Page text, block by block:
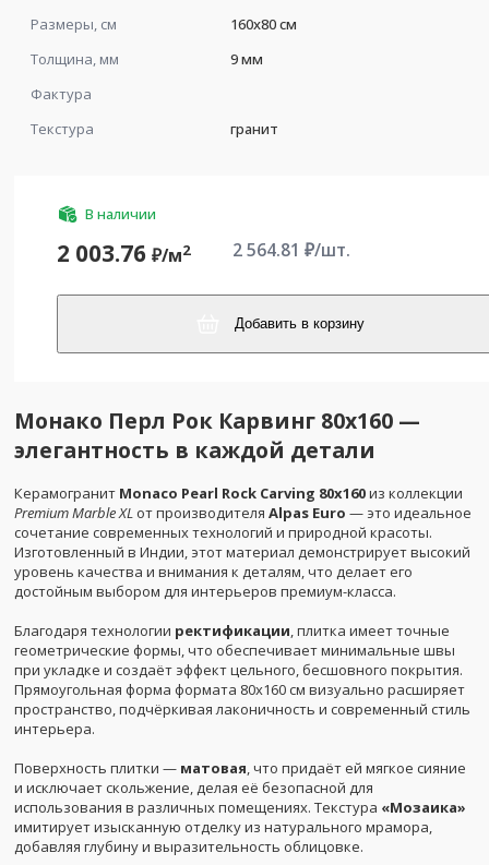
Размеры, см
160x80 см
Толщина, мм
9 мм
Фактура
Текстура
гранит
В наличии
2 003.76 ₽/м2 2 564.81 ₽/шт.
Добавить в корзину
Монако Перл Рок Карвинг 80x160 —
элегантность в каждой детали
Керамогранит Monaco Pearl Rock Carving 80x160из коллекции
Premium Marble XL от производителя Alpas Euro — это идеальное
сочетание современных технологий и природной красоты.
Изготовленный в Индии, этот материал демонстрирует высокий
уровень качества и внимания к деталям, что делает его
достойным выбором для интерьеров премиум-класса.
Благодаря технологии ректификации , плитка имеет точные
геометрические формы, что обеспечивает минимальные швы
при укладке и создаёт эффект цельного, бесшовного покрытия.
Прямоугольная форма формата 80x160 см визуально расширяет
пространство, подчёркивая лаконичность и современный стиль
интерьера.
Поверхность плитки — матовая , что придаёт ей мягкое сияние
и исключает скольжение, делая её безопасной для
использования в различных помещениях. Текстура «Мозаика»
имитирует изысканную отделку из натурального мрамора,
добавляя глубину и выразительность облицовке.